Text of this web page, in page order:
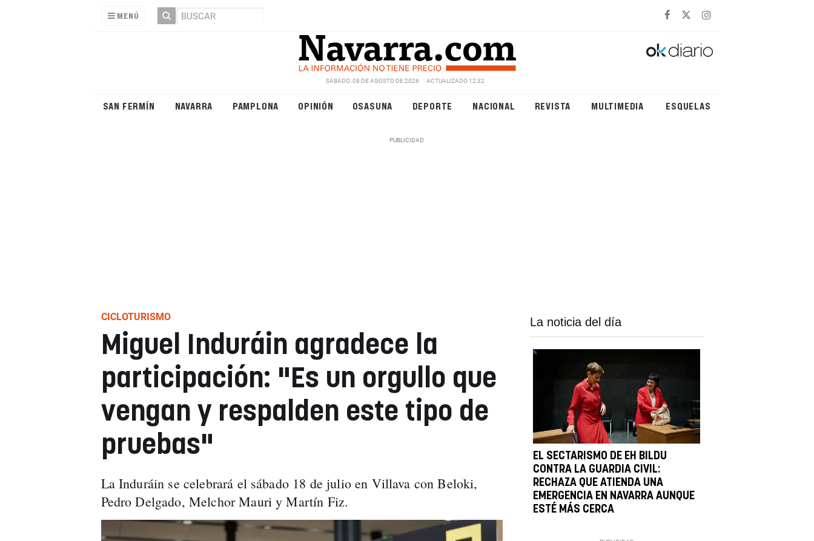
MENÚ
SÁBADO, 08 DE AGOSTO DE 2026 ACTUALIZADO 12:32
SAN FERMÍN NAVARRA PAMPLONA OPINIÓN OSASUNA DEPORTE NACIONAL REVISTA MULTIMEDIA ESQUELAS
CICLOTURISMO
Miguel Induráin agradece la
participación: "Es un orgullo que
vengan y respalden este tipo de
pruebas"
La Induráin se celebrará el sábado 18 de julio en Villava con Beloki,
Pedro Delgado, Melchor Mauri y Martín Fiz.
La noticia del día
EL SECTARISMO DE EH BILDU
CONTRA LA GUARDIA CIVIL:
RECHAZA QUE ATIENDA UNA
EMERGENCIA EN NAVARRA AUNQUE
ESTÉ MÁS CERCA